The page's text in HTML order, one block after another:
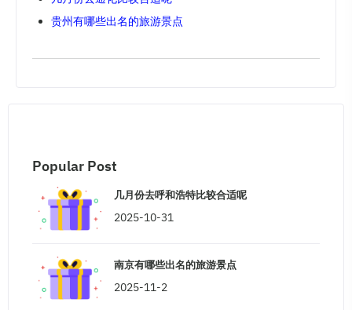
贵州有哪些出名的旅游景点
Popular Post
几月份去呼和浩特比较合适呢
2025-10-31
南京有哪些出名的旅游景点
2025-11-2